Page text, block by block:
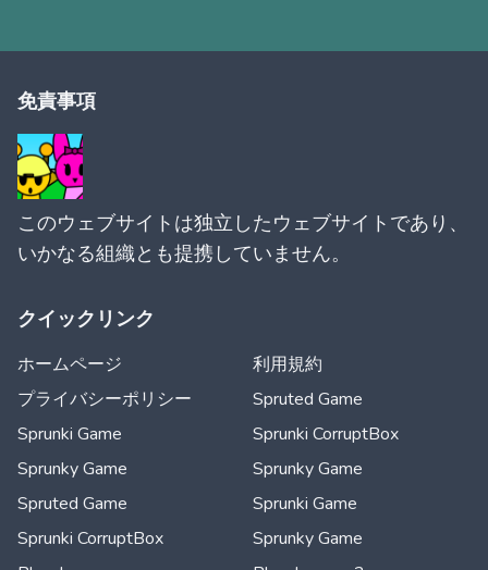
免責事項
このウェブサイトは独立したウェブサイトであり、
いかなる組織とも提携していません。
クイックリンク
ホームページ
利用規約
プライバシーポリシー
Spruted Game
Sprunki Game
Sprunki CorruptBox
Sprunky Game
Sprunky Game
Spruted Game
Sprunki Game
Sprunki CorruptBox
Sprunky Game